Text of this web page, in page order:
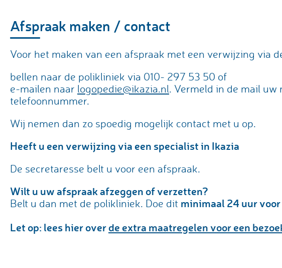
Afspraak maken / contact
Voor het maken van een afspraak met een verwijzing via
bellen naar de polikliniek via 010- 297 53 50 of
e-mailen naar logopedie@ikazia.nl. Vermeld in de mail
telefoonnummer.
Wij nemen dan zo spoedig mogelijk contact met u op.
Heeft u een verwijzing via een specialist in Ikazia
De secretaresse belt u voor een afspraak.
Wilt u uw afspraak afzeggen of verzetten?
Belt u dan met de polikliniek. Doe dit minimaal 24 uur
Let op: lees hier overde extra maatregelen voor een